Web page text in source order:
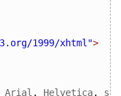
1999/xhtml">
Arial , Helvetica,